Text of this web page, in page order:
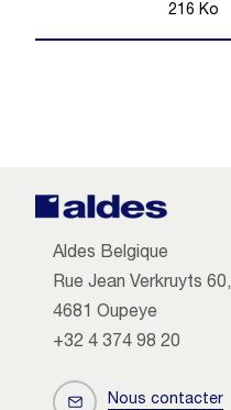
216 Ko
Aldes Belgique
Rue Jean Verkruyts 60,
4681 Oupeye
+32 4 374 98 20
Nous contacter